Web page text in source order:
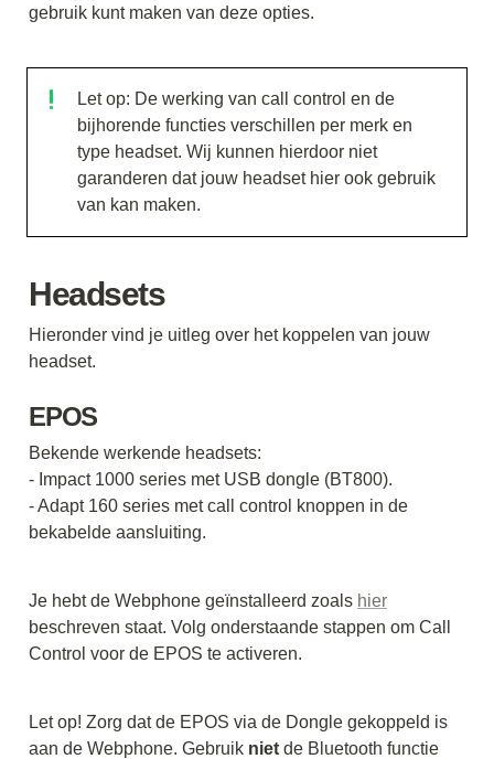
gebruik kunt maken van deze opties.
Let op: De werking van call control en de
bijhorende functies verschillen per merk en
type headset. Wij kunnen hierdoor niet
garanderen dat jouw headset hier ook gebruik
van kan maken.
Headsets
Hieronder vind je uitleg over het koppelen van jouw
headset.
EPOS
Bekende werkende headsets:
- Impact 1000 series met USB dongle (BT800).
- Adapt 160 series met call control knoppen in de
bekabelde aansluiting.
Je hebt de Webphone geïnstalleerd zoals hier
beschreven staat. Volg onderstaande stappen om Call
Control voor de EPOS te activeren.
Let op! Zorg dat de EPOS via de Dongle gekoppeld is
aan de Webphone. Gebruik niet